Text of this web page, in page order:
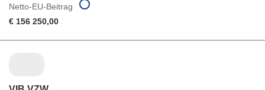
Netto-EU-Beitrag
€ 156 250,00